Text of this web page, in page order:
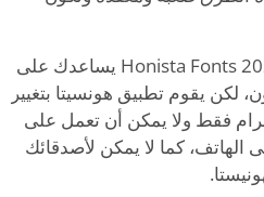
أما تحميل برنامج هونيستا Honista Fonts 2023 يساعدك على
يقوم تطبيق هونسيتا بتغيير
فقط ولا يمكن أن تعمل على
الهاتف، كما لا يمكن لأصدقائك